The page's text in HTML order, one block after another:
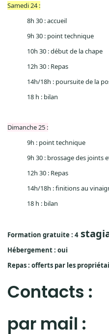
Samedi 24 :
8h 30 : accueil
9h 30 : point technique
10h 30 : début de la chape
12h 30 : Repas
14h/18h : poursuite de la
18 h : bilan
Dimanche 25 :
9h : point technique
9h 30 : brossage des joints
12h 30 : Repas
14h/18h : finitions au
18 h : bilan
Formation gratuite : 4
Hébergement : oui
Repas : offerts par les
Contacts :
par mail :